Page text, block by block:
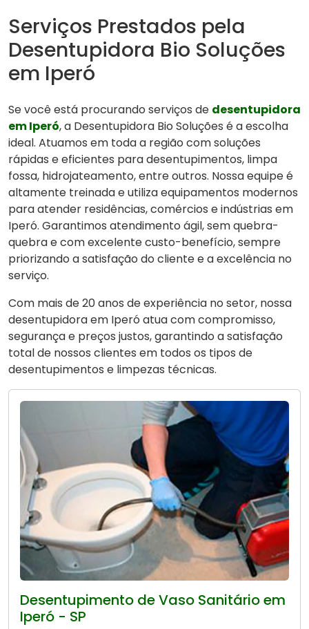
Serviços Prestados pela
Desentupidora Bio Soluções
em Iperó
Se você está procurando serviços de desentupidora
em Iperó, a Desentupidora Bio Soluções é a escolha
ideal. Atuamos em toda a região com soluções
rápidas e eficientes para desentupimentos, limpa
fossa, hidrojateamento, entre outros. Nossa equipe é
altamente treinada e utiliza equipamentos modernos
para atender residências, comércios e indústrias em
Iperó. Garantimos atendimento ágil, sem quebra-
quebra e com excelente custo-benefício, sempre
priorizando a satisfação do cliente e a excelência no
serviço.
Com mais de 20 anos de experiência no setor, nossa
desentupidora em Iperó atua com compromisso,
segurança e preços justos, garantindo a satisfação
total de nossos clientes em todos os tipos de
desentupimentos e limpezas técnicas.
Desentupimento de Vaso Sanitário em
Iperó - SP